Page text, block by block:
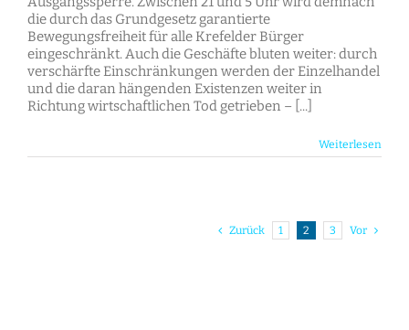
Krefeld:
Eigenverantwortung
statt
Zwang
und
Grundrechtseinschränkungen!
die durch das Grundgesetz garantierte
Bewegungsfreiheit für alle Krefelder Bürger
eingeschränkt. Auch die Geschäfte bluten weiter: durch
verschärfte Einschränkungen werden der Einzelhandel
und die daran hängenden Existenzen weiter in
Richtung wirtschaftlichen Tod getrieben – [...]
Weiterlesen
Zurück 1 2 3 Vor